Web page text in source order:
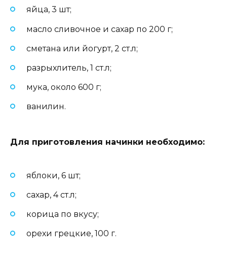
яйца, 3 шт;
масло сливочное и сахар по 200 г;
сметана или йогурт, 2 ст.л;
разрыхлитель, 1 ст.л;
мука, около 600 г;
ванилин.
Для приготовления начинки необходимо:
яблоки, 6 шт;
сахар, 4 ст.л;
корица по вкусу;
орехи грецкие, 100 г.